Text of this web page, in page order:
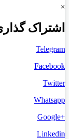
×
اشتراک
Telegram
Facebook
Twitter
Whatsapp
+Google
Linkedin